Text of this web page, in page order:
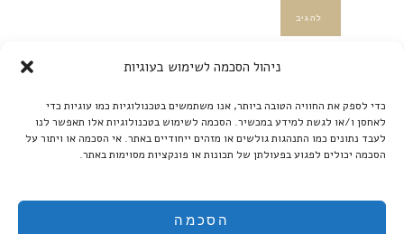
ניהול הסכמה לשימוש בעוגיות
כדי לספק את החוויה הטובה ביותר, אנו משתמשים בטכנולוגיות כמו עוגיות כדי
לאחסן ו/או לגשת למידע במכשיר. הסכמה לשימוש בטכנולוגיות אלו תאפשר לנו
לעבד נתונים כמו התנהגות גולשים או מזהים ייחודיים באתר. אי הסכמה או ויתור על
הסכמה יכולים לפגוע בפעולתן של תכונות או פונקציות מסוימות באתר.
הסכמה
קטגוריות